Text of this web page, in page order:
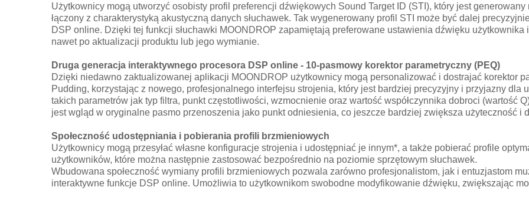
Użytkownicy mogą utworzyć osobisty profil preferencji dźwiękowych Sound Target ID (STI), który jest
łączony z charakterystyką akustyczną danych słuchawek. Tak wygenerowany profil STI może być dalej
DSP online. Dzięki tej funkcji słuchawki MOONDROP zapamiętają preferowane ustawienia dźwięku
nawet po aktualizacji produktu lub jego wymianie.
Druga generacja interaktywnego procesora DSP online - 10-pasmowy korektor parametryczny (PEQ)
Dzięki niedawno zaktualizowanej aplikacji MOONDROP użytkownicy mogą personalizować i dostrajać korektor
Pudding, korzystając z nowego, profesjonalnego interfejsu strojenia, który jest bardziej precyzyjny i przyjazny dla
takich parametrów jak typ filtra, punkt częstotliwości, wzmocnienie oraz wartość współczynnika dobroci (wartość
jest wgląd w oryginalne pasmo przenoszenia jako punkt odniesienia, co jeszcze bardziej zwiększa użyteczność i
Społeczność udostępniania i pobierania profili brzmieniowych
Użytkownicy mogą przesyłać własne konfiguracje strojenia i udostępniać je innym*, a także pobierać profile
użytkowników, które można następnie zastosować bezpośrednio na poziomie sprzętowym słuchawek.
Wbudowana społeczność wymiany profili brzmieniowych pozwala zarówno profesjonalistom, jak i entuzjastom
interaktywne funkcje DSP online. Umożliwia to użytkownikom swobodne modyfikowanie dźwięku, zwiększając